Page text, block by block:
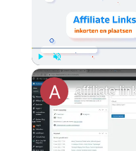
Play Unmute